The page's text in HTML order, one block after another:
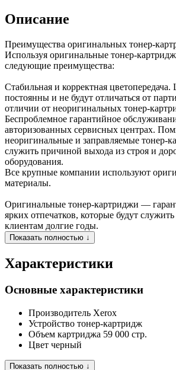
Описание
Преимущества оригинальных тонер-
Используя оригинальные тонер-
следующие преимущества:
Стабильная и корректная цветопередача.
постоянны и не будут отличаться от
отличии от неоригинальных тонер-
Беспроблемное гарантийное
авторизованных сервисных центрах.
неоригинальные и заправляемые тонер-
служить причиной выхода из строя и
оборудования.
Все крупные компании используют
материалы.
Оригинальные тонер-картриджи —
ярких отпечатков, которые будут
клиентам долгие годы.
Показать полностью ↓
Характеристики
Основные характеристики
Производитель Xerox
Устройство тонер-картридж
Объем картриджа 59 000 стр.
Цвет черный
Показать полностью ↓